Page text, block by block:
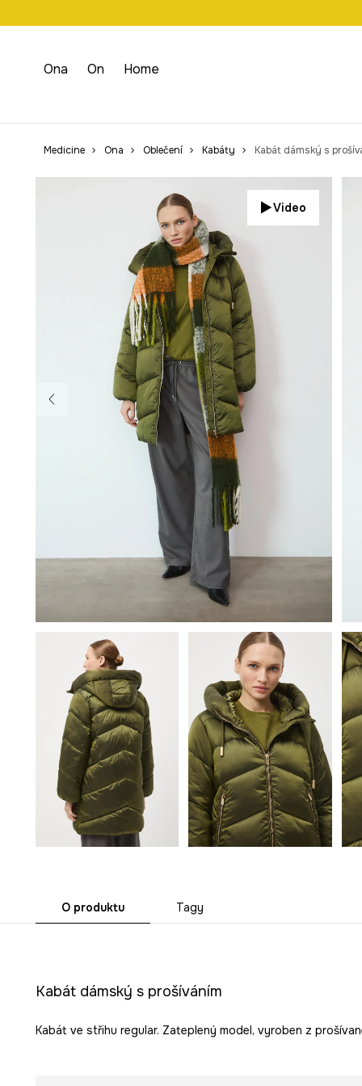
Doprava zdarma
Ona On Home
Medicine Ona Oblečení Kabáty Kabát dámský s
Video
O produktu Tagy
Kabát dámský s prošíváním
Kabát ve střihu regular. Zateplený model, vyroben z